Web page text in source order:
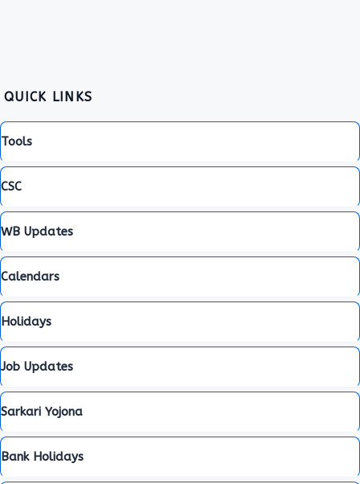
QUICK LINKS
Tools
CSC
WB Updates
Calendars
Holidays
Job Updates
Sarkari Yojona
Bank Holidays